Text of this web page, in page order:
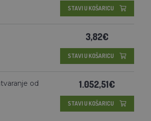
STAVI U KOŠARICU
3,82€
STAVI U KOŠARICU
od
1.052,51€
STAVI U KOŠARICU